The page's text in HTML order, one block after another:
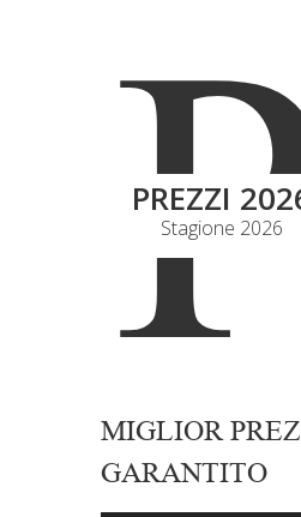
PREZZI
Stagione 2026
MIGLIOR
GARANTITO